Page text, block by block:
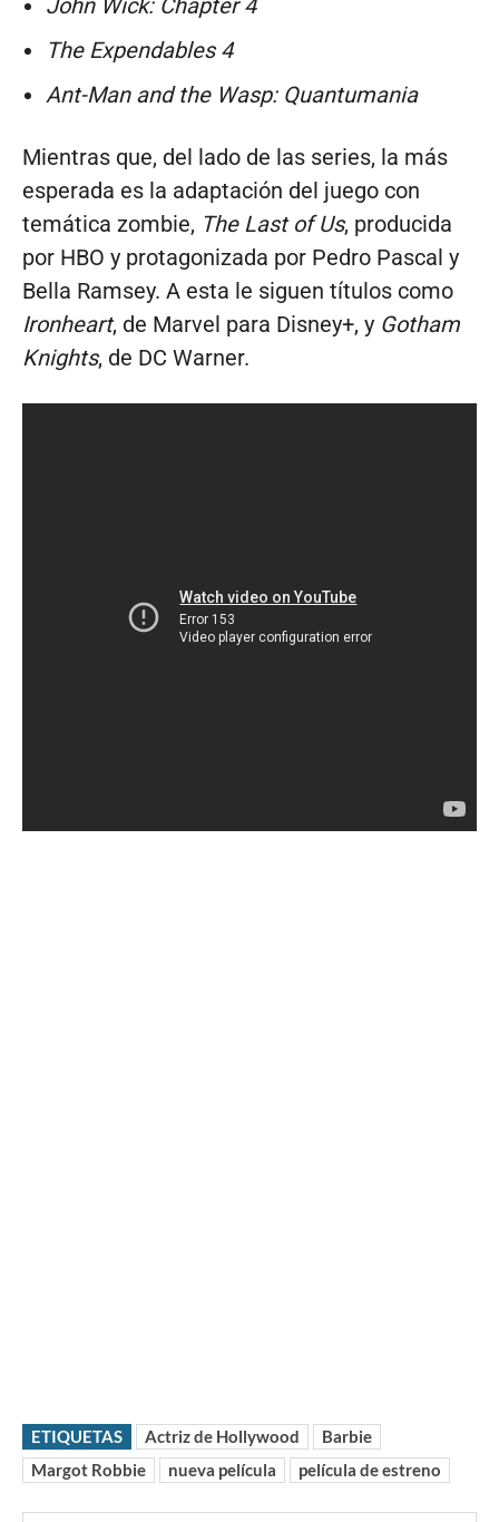
John Wick: Chapter 4
The Expendables 4
Ant-Man and the Wasp: Quantumania
Mientras que, del lado de las series, la más
esperada es la adaptación del juego con
temática zombie, The Last of Us, producida
por HBO y protagonizada por Pedro Pascal y
Bella Ramsey. A esta le siguen títulos como
Ironheart, de Marvel para Disney+, y Gotham
Knights, de DC Warner.
ETIQUETAS Actriz de Hollywood
Barbie
Margot Robbie
nueva película película de estreno